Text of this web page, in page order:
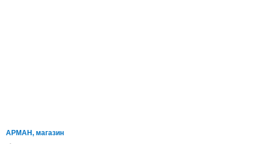
АРМАН, магазин